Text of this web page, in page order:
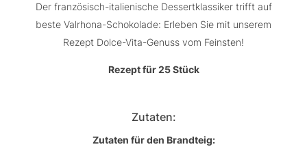
Der französisch-italienische Dessertklassiker trifft auf
beste Valrhona-Schokolade: Erleben Sie mit unserem
Rezept Dolce-Vita-Genuss vom Feinsten!
Rezept für 25 Stück
Zutaten:
Zutaten für den Brandteig: